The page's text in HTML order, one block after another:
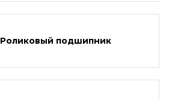
Роликовый подшипник